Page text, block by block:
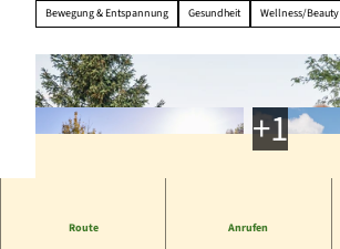
Bewegung & Entspannung Gesundheit Wellness/Beauty
Route Anrufen
Gemeinsam unterwegs in der Natur